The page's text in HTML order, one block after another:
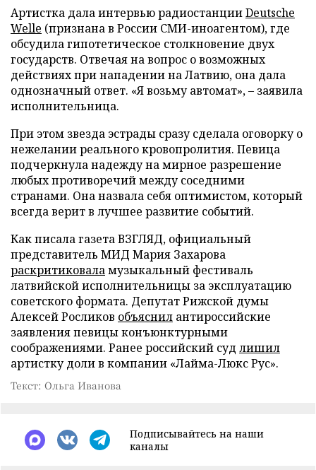
Артистка дала интервью радиостанцииDeutsche
Welle (признана в России СМИ-иноагентом), где
обсудила гипотетическое столкновение двух
государств. Отвечая на вопрос о возможных
действиях при нападении на Латвию, она дала
однозначный ответ. «Я возьму автомат», – заявила
исполнительница.
При этом звезда эстрады сразу сделала оговорку о
нежелании реального кровопролития. Певица
подчеркнула надежду на мирное разрешение
любых противоречий между соседними
странами. Она назвала себя оптимистом, который
всегда верит в лучшее развитие событий.
Как писала газета ВЗГЛЯД, официальный
представитель МИД Мария Захарова
раскритиковаламузыкальный фестиваль
латвийской исполнительницы за эксплуатацию
советского формата. Депутат Рижской думы
Алексей Росликов объяснил антироссийские
заявления певицы конъюнктурными
соображениями. Ранее российский суд лишил
артистку доли в компании «Лайма-Люкс Рус».
Текст: Ольга Иванова
Подписывайтесь на наши
каналы